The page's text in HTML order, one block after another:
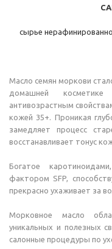
сырье
Масло семян моркови
домашней
антивозрастным
кожей 35+. Проникая
замедляет процесс
восстанавливает тонус
Богатое
фактором SFP,
прекрасно ухаживает за
Морковное масло
уникальных и полезных
салонные процедуры по